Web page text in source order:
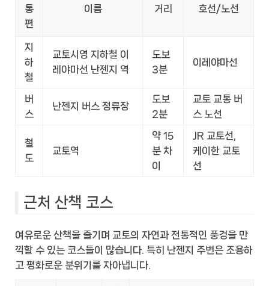
통
편
이름 거리 호선/노선
지
하
철
교토시영 지하철 이
레야마선 난젠지 역
도보
3분
이레야마선
버
스
난젠지 버스 정류장
도보
2분
교토 교통 버
스 노선
철
도
교토역
약 15
분 차
이
JR 교토선,
케이한 교토
선
근처 산책 코스
여유로운 산책을 즐기며 교토의 자연과 전통적인 풍경을 만
끽할 수 있는 코스들이 많습니다. 특히 난젠지 주변은 조용하
고 평화로운 분위기를 자아냅니다.